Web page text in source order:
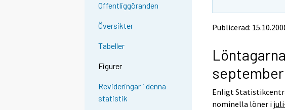
Offentliggöranden
Översikter
Tabeller
Figurer
Revideringar i denna
statistik
Publicerad:
Enligt
nominella löner i